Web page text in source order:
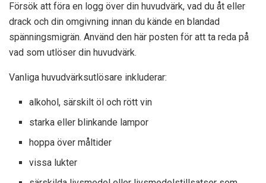
Försök att föra en logg över din huvudvärk, vad du åt eller
drack och din omgivning innan du kände en blandad
spänningsmigrän. Använd den här posten för att ta reda på
vad som utlöser din huvudvärk.
Vanliga huvudvärksutlösare inkluderar:
alkohol, särskilt öl och rött vin
starka eller blinkande lampor
hoppa över måltider
vissa lukter